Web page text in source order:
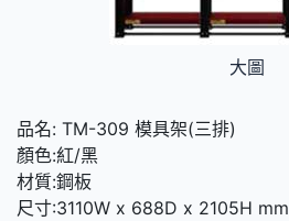
大圖
品名: TM-309 模具架(三排)
顏色:紅/黑
材質:鋼板
尺寸:3110W x 688D x 2105H mm